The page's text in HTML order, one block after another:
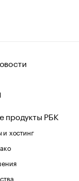
продукты РБК
хостинг